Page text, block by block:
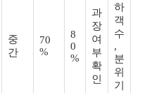
중
간
70
%
8
0
%
과
장
여
부
확
인
하
객
수
,
분
위
기